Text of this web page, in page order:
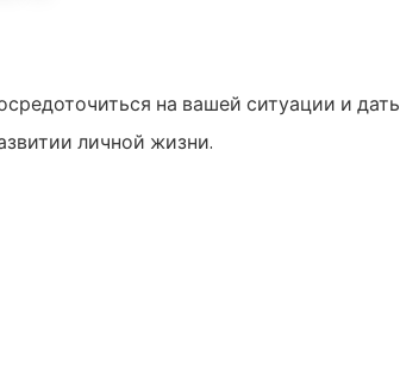
на вашей ситуации и дать
личной жизни.